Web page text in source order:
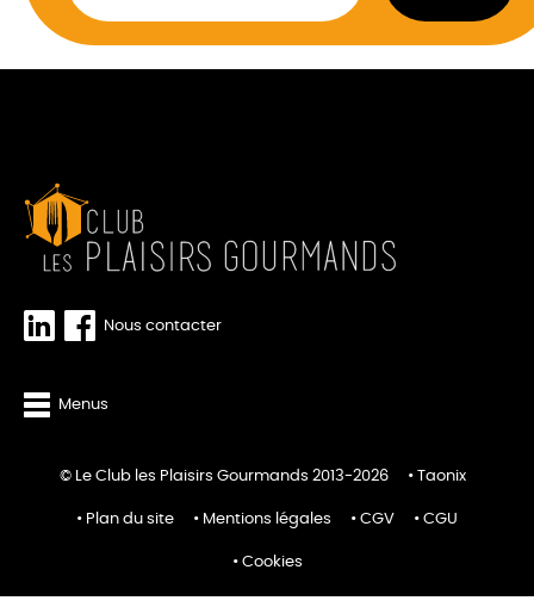
Nous contacter
Menus
© Le Club les Plaisirs Gourmands 2013-2026 Taonix
Plan du site Mentions légales CGV CGU
Cookies